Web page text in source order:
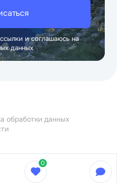
и соглашаюсь на
данных
обработки данных
0